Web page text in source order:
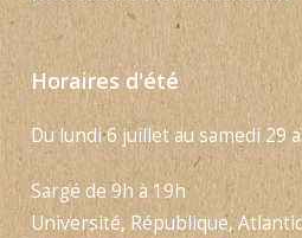
Horaires d'été
Du lundi 6 juillet au samedi 29
Sargé de 9h à 19h
Université, République,